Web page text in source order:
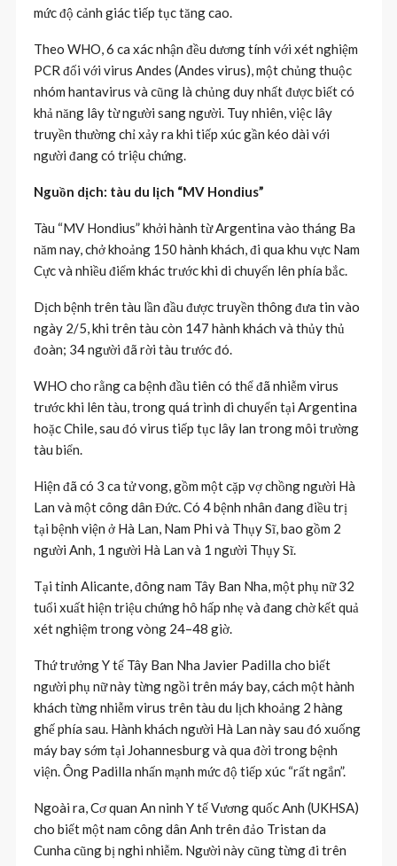
mức độ cảnh giác tiếp tục tăng cao.
Theo WHO, 6 ca xác nhận đều dương tính với xét nghiệm
PCR đối với virus Andes (Andes virus), một chủng thuộc
nhóm hantavirus và cũng là chủng duy nhất được biết có
khả năng lây từ người sang người. Tuy nhiên, việc lây
truyền thường chỉ xảy ra khi tiếp xúc gần kéo dài với
người đang có triệu chứng.
Nguồn dịch: tàu du lịch “MV Hondius”
Tàu “MV Hondius” khởi hành từ Argentina vào tháng Ba
năm nay, chở khoảng 150 hành khách, đi qua khu vực Nam
Cực và nhiều điểm khác trước khi di chuyển lên phía bắc.
Dịch bệnh trên tàu lần đầu được truyền thông đưa tin vào
ngày 2/5, khi trên tàu còn 147 hành khách và thủy thủ
đoàn; 34 người đã rời tàu trước đó.
WHO cho rằng ca bệnh đầu tiên có thể đã nhiễm virus
trước khi lên tàu, trong quá trình di chuyển tại Argentina
hoặc Chile, sau đó virus tiếp tục lây lan trong môi trường
tàu biển.
Hiện đã có 3 ca tử vong, gồm một cặp vợ chồng người Hà
Lan và một công dân Đức. Có 4 bệnh nhân đang điều trị
tại bệnh viện ở Hà Lan, Nam Phi và Thụy Sĩ, bao gồm 2
người Anh, 1 người Hà Lan và 1 người Thụy Sĩ.
Tại tỉnh Alicante, đông nam Tây Ban Nha, một phụ nữ 32
tuổi xuất hiện triệu chứng hô hấp nhẹ và đang chờ kết quả
xét nghiệm trong vòng 24–48 giờ.
Thứ trưởng Y tế Tây Ban Nha Javier Padilla cho biết
người phụ nữ này từng ngồi trên máy bay, cách một hành
khách từng nhiễm virus trên tàu du lịch khoảng 2 hàng
ghế phía sau. Hành khách người Hà Lan này sau đó xuống
máy bay sớm tại Johannesburg và qua đời trong bệnh
viện. Ông Padilla nhấn mạnh mức độ tiếp xúc “rất ngắn”.
Ngoài ra, Cơ quan An ninh Y tế Vương quốc Anh (UKHSA)
cho biết một nam công dân Anh trên đảo Tristan da
Cunha cũng bị nghi nhiễm. Người này cũng từng đi trên